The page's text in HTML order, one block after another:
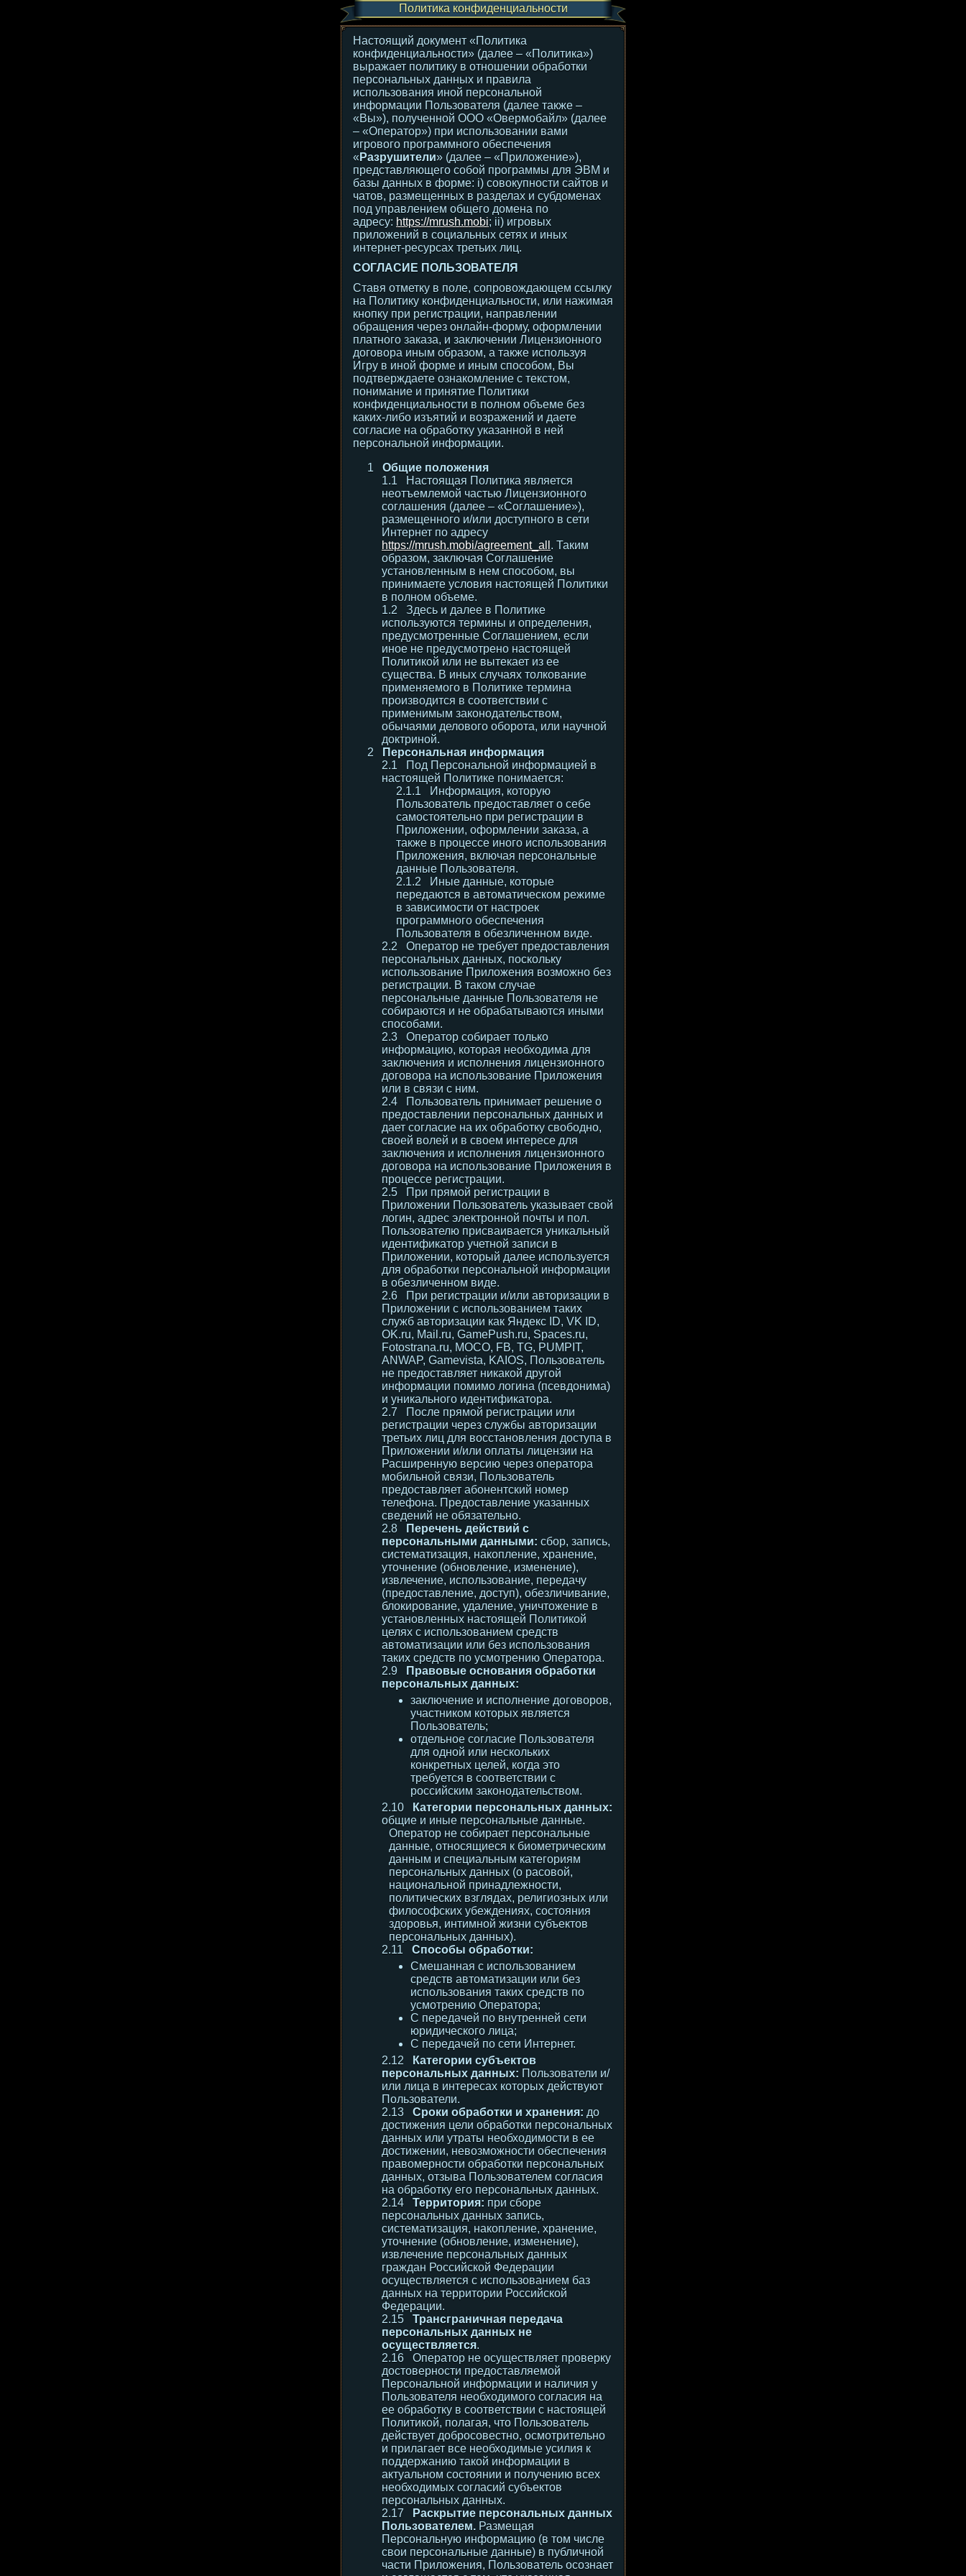
Политика конфиденциальности
Настоящий документ «Политика
конфиденциальности» (далее – «Политика»)
выражает политику в отношении обработки
персональных данных и правила
использования иной персональной
информации Пользователя (далее также –
«Вы»), полученной ООО «Овермобайл» (далее
– «Оператор») при использовании вами
игрового программного обеспечения
«Разрушители» (далее – «Приложение»),
представляющего собой программы для ЭВМ и
базы данных в форме: i) совокупности сайтов и
чатов, размещенных в разделах и субдоменах
под управлением общего домена по
адресу: https://mrush.mobi; ii) игровых
приложений в социальных сетях и иных
интернет-ресурсах третьих лиц.
СОГЛАСИЕ ПОЛЬЗОВАТЕЛЯ
Ставя отметку в поле, сопровождающем ссылку
на Политику конфиденциальности, или нажимая
кнопку при регистрации, направлении
обращения через онлайн-форму, оформлении
платного заказа, и заключении Лицензионного
договора иным образом, а также используя
Игру в иной форме и иным способом, Вы
подтверждаете ознакомление с текстом,
понимание и принятие Политики
конфиденциальности в полном объеме без
каких-либо изъятий и возражений и даете
согласие на обработку указанной в ней
персональной информации.
Общие положения
Настоящая Политика является
неотъемлемой частью Лицензионного
соглашения (далее – «Соглашение»),
размещенного и/или доступного в сети
Интернет по адресу
https://mrush.mobi/agreement_all . Таким
образом, заключая Соглашение
установленным в нем способом, вы
принимаете условия настоящей Политики
в полном объеме.
Здесь и далее в Политике
используются термины и определения,
предусмотренные Соглашением, если
иное не предусмотрено настоящей
Политикой или не вытекает из ее
существа. В иных случаях толкование
применяемого в Политике термина
производится в соответствии с
применимым законодательством,
обычаями делового оборота, или научной
доктриной.
Персональная информация
Под Персональной информацией в
настоящей Политике понимается:
Информация, которую
Пользователь предоставляет о себе
самостоятельно при регистрации в
Приложении, оформлении заказа, а
также в процессе иного использования
Приложения, включая персональные
данные Пользователя.
Иные данные, которые
передаются в автоматическом режиме
в зависимости от настроек
программного обеспечения
Пользователя в обезличенном виде.
Оператор не требует предоставления
персональных данных, поскольку
использование Приложения возможно без
регистрации. В таком случае
персональные данные Пользователя не
собираются и не обрабатываются иными
способами.
Оператор собирает только
информацию, которая необходима для
заключения и исполнения лицензионного
договора на использование Приложения
или в связи с ним.
Пользователь принимает решение о
предоставлении персональных данных и
дает согласие на их обработку свободно,
своей волей и в своем интересе для
заключения и исполнения лицензионного
договора на использование Приложения в
процессе регистрации.
При прямой регистрации в
Приложении Пользователь указывает свой
логин, адрес электронной почты и пол.
Пользователю присваивается уникальный
идентификатор учетной записи в
Приложении, который далее используется
для обработки персональной информации
в обезличенном виде.
При регистрации и/или авторизации в
Приложении с использованием таких
служб авторизации как Яндекс ID, VK ID,
OK.ru, Mail.ru, GamePush.ru, Spaces.ru,
Fotostrana.ru, MOCO, FB, TG, PUMPIT,
ANWAP, Gamevista, KAIOS, Пользователь
не предоставляет никакой другой
информации помимо логина (псевдонима)
и уникального идентификатора.
После прямой регистрации или
регистрации через службы авторизации
третьих лиц для восстановления доступа в
Приложении и/или оплаты лицензии на
Расширенную версию через оператора
мобильной связи, Пользователь
предоставляет абонентский номер
телефона. Предоставление указанных
сведений не обязательно.
Перечень действий с
персональными данными: сбор, запись,
систематизация, накопление, хранение,
уточнение (обновление, изменение),
извлечение, использование, передачу
(предоставление, доступ), обезличивание,
блокирование, удаление, уничтожение в
установленных настоящей Политикой
целях с использованием средств
автоматизации или без использования
таких средств по усмотрению Оператора.
Правовые основания обработки
персональных данных:
заключение и исполнение договоров,
участником которых является
Пользователь;
отдельное согласие Пользователя
для одной или нескольких
конкретных целей, когда это
требуется в соответствии с
российским законодательством.
Категории персональных данных:
общие и иные персональные данные.
Оператор не собирает персональные
данные, относящиеся к биометрическим
данным и специальным категориям
персональных данных (о расовой,
национальной принадлежности,
политических взглядах, религиозных или
философских убеждениях, состояния
здоровья, интимной жизни субъектов
персональных данных).
Способы обработки:
Смешанная с использованием
средств автоматизации или без
использования таких средств по
усмотрению Оператора;
С передачей по внутренней сети
юридического лица;
С передачей по сети Интернет.
Категории субъектов
персональных данных: Пользователи и/
или лица в интересах которых действуют
Пользователи.
Сроки обработки и хранения: до
достижения цели обработки персональных
данных или утраты необходимости в ее
достижении, невозможности обеспечения
правомерности обработки персональных
данных, отзыва Пользователем согласия
на обработку его персональных данных.
Территория: при сборе
персональных данных запись,
систематизация, накопление, хранение,
уточнение (обновление, изменение),
извлечение персональных данных
граждан Российской Федерации
осуществляется с использованием баз
данных на территории Российской
Федерации.
Трансграничная передача
персональных данных не
осуществляется.
Оператор не осуществляет проверку
достоверности предоставляемой
Персональной информации и наличия у
Пользователя необходимого согласия на
ее обработку в соответствии с настоящей
Политикой, полагая, что Пользователь
действует добросовестно, осмотрительно
и прилагает все необходимые усилия к
поддержанию такой информации в
актуальном состоянии и получению всех
необходимых согласий субъектов
персональных данных.
Раскрытие персональных данных
Пользователем. Размещая
Персональную информацию (в том числе
свои персональные данные) в публичной
части Приложения, Пользователь осознает